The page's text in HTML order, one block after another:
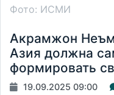
Фото: ИСМИ
Акрамжон
Азия должна
формировать
19.09.2025 09:00